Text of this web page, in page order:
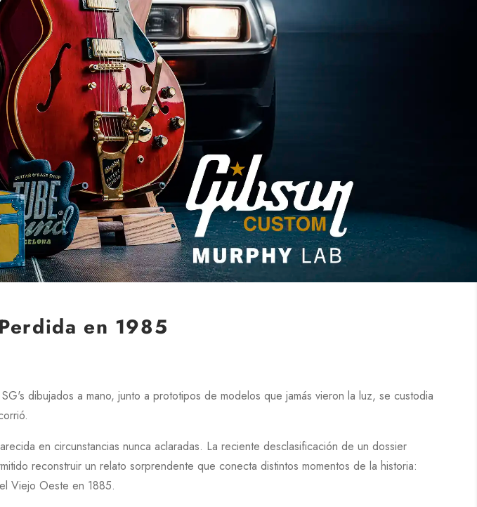
en 1985
SG's dibujados a mano, junto a prototipos de modelos que jamás vieron la luz, se custodia
en circunstancias nunca aclaradas. La reciente desclasificación de un dossier
reconstruir un relato sorprendente que conecta distintos momentos de la historia:
Viejo Oeste en 1885.